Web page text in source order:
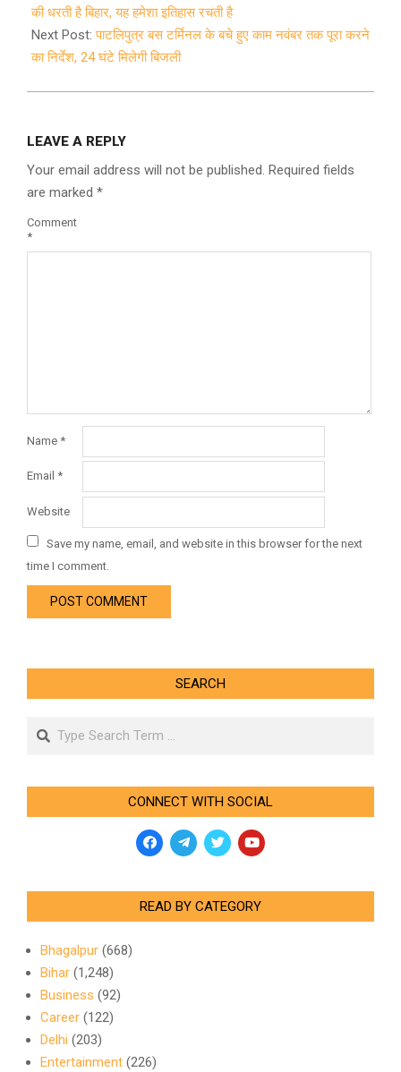
21
की धरती है बिहार, यह हमेशा इतिहास रचती है
Next Post:पाटलिपुत्र बस टर्मिनल के बचे हुए काम नवंबर तक पूरा करने
का निर्देश, 24 घंटे मिलेगी बिजली
LEAVE A REPLY
Your email address will not be published. Required fields
are marked *
Comment
*
Name *
Email *
Website
Save my name, email, and website in this browser for the next
time I comment.
SEARCH
Search
CONNECT WITH SOCIAL
READ BY CATEGORY
Bhagalpur (668)
Bihar (1,248)
Business (92)
Career (122)
Delhi (203)
Entertainment (226)